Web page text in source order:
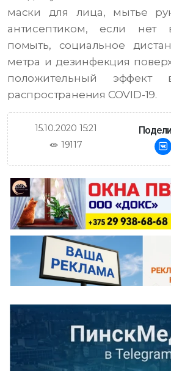
маски для лица, мытье
антисептиком, если нет
помыть, социальное
метра и дезинфекция
положительный эффект
распространения COVID-19.
15.10.2020 15:21
19117